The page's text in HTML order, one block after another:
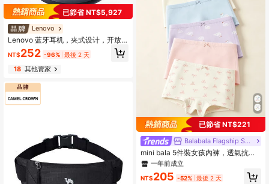
已節省 NT$5,927
Lenovo
Lenovo 蓝牙耳机，夹式设计，开放
式，升级至蓝牙5.4，无漏音，长时间
佩戴舒适，低延迟，无线运动音乐游
戏耳机，兼容苹果、华为、小米和OP
PO手机
NT$252 -96% 最後 2 天
18其他賣家
已節省 NT$221
Balabala Flagship Store
mini bala 5件裝女孩內褲，透氣抗
菌，柔軟親膚，不捲邊
#3 熱銷榜 Top 在 度假 少女內衣
一年前成立
#3 熱銷榜 Top 在 度假 少女內衣
一年前成立
#3 熱銷榜 Top 在 度假 少女內衣
一年前成立
#3 熱銷榜 Top
NT$205 -52% 最後 2 天